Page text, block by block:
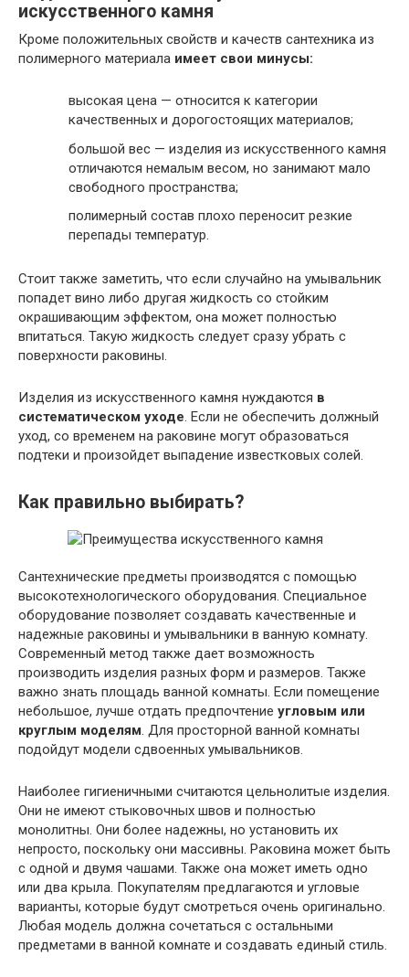
искусственного камня
Кроме положительных свойств и качеств сантехника из
полимерного материала имеет свои минусы:
высокая цена — относится к категории
качественных и дорогостоящих материалов;
большой вес — изделия из искусственного камня
отличаются немалым весом, но занимают мало
свободного пространства;
полимерный состав плохо переносит резкие
перепады температур.
Стоит также заметить, что если случайно на умывальник
попадет вино либо другая жидкость со стойким
окрашивающим эффектом, она может полностью
впитаться. Такую жидкость следует сразу убрать с
поверхности раковины.
Изделия из искусственного камня нуждаются в
систематическом уходе. Если не обеспечить должный
уход, со временем на раковине могут образоваться
подтеки и произойдет выпадение известковых солей.
Как правильно выбирать?
Сантехнические предметы производятся с помощью
высокотехнологического оборудования. Специальное
оборудование позволяет создавать качественные и
надежные раковины и умывальники в ванную комнату.
Современный метод также дает возможность
производить изделия разных форм и размеров. Также
важно знать площадь ванной комнаты. Если помещение
небольшое, лучше отдать предпочтение угловым или
круглым моделям . Для просторной ванной комнаты
подойдут модели сдвоенных умывальников.
Наиболее гигиеничными считаются цельнолитые изделия.
Они не имеют стыковочных швов и полностью
монолитны. Они более надежны, но установить их
непросто, поскольку они массивны. Раковина может быть
с одной и двумя чашами. Также она может иметь одно
или два крыла. Покупателям предлагаются и угловые
варианты, которые будут смотреться очень оригинально.
Любая модель должна сочетаться с остальными
предметами в ванной комнате и создавать единый стиль.